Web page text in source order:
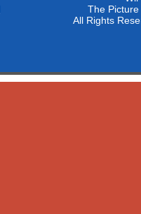
The
All Rights